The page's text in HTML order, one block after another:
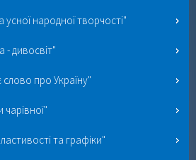
народної творчості"
- дивосвіт"
про Україну"
чарівної"
та графіки"